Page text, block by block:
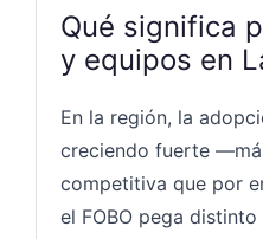
Qué significa
y equipos en
En la región, la
creciendo fuerte
competitiva que por
el FOBO pega